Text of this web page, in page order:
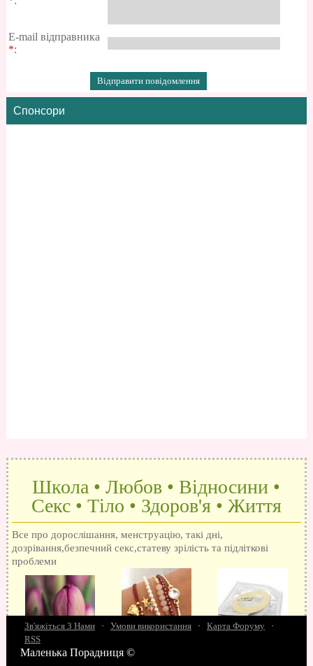
E-mail відправника
*:
Спонсори
Школа • Любов • Відносини •
Секс • Тіло • Здоров'я • Життя
Все про дорослішання, менструацію, такі дні,
дозрівання,безпечний секс,статеву зрілість та підліткові
проблеми
15 запитань про секс Як досягти оргазм
Зв'яжіться З Нами · Умови використання · Карта Форуму
·
RSS
Маленька Порадниця ©